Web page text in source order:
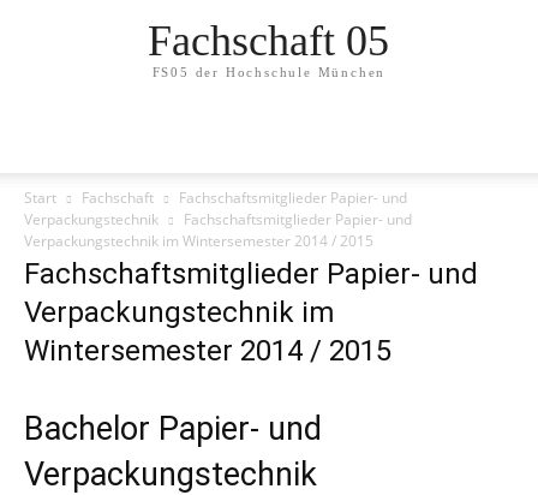
Fachschaft 05
FS05 der Hochschule München
Start Fachschaft
Fachschaftsmitglieder Papier- und
Verpackungstechnik
Fachschaftsmitglieder Papier- und
Verpackungstechnik im Wintersemester 2014 / 2015
Fachschaftsmitglieder Papier- und
Verpackungstechnik im
Wintersemester 2014 / 2015
Bachelor Papier- und
Verpackungstechnik